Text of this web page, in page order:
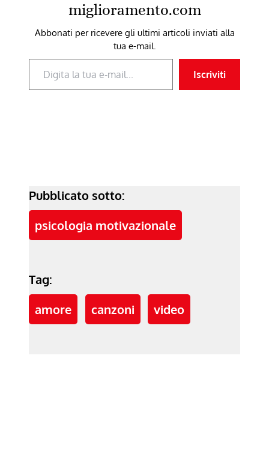
miglioramento.com
Abbonati per ricevere gli ultimi articoli inviati alla
tua e-mail.
Digita la tua e-mail...
Iscriviti
Pubblicato sotto:
psicologia motivazionale
Tag:
amore
canzoni video